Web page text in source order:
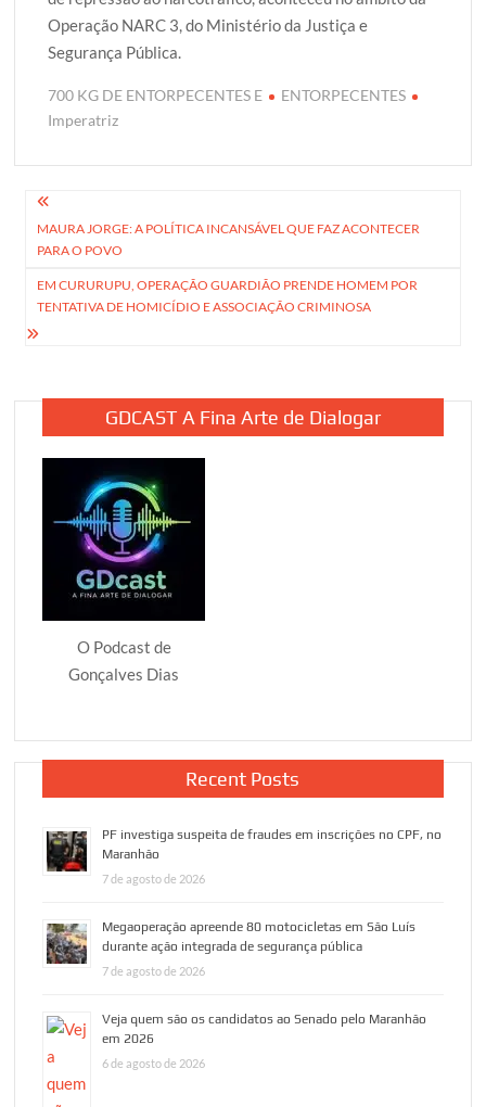
Operação NARC 3, do Ministério da Justiça e
Segurança Pública.
700 KG DE ENTORPECENTES E
ENTORPECENTES
Imperatriz
Navegação
de
Post
MAURA JORGE: A POLÍTICA INCANSÁVEL QUE FAZ ACONTECER
PARA O POVO
EM CURURUPU, OPERAÇÃO GUARDIÃO PRENDE HOMEM POR
TENTATIVA DE HOMICÍDIO E ASSOCIAÇÃO CRIMINOSA
GDCAST A Fina Arte de Dialogar
O Podcast de
Gonçalves Dias
Recent Posts
PF investiga suspeita de fraudes em inscrições no CPF, no
Maranhão
7 de agosto de 2026
Megaoperação apreende 80 motocicletas em São Luís
durante ação integrada de segurança pública
7 de agosto de 2026
Veja quem são os candidatos ao Senado pelo Maranhão
em 2026
6 de agosto de 2026